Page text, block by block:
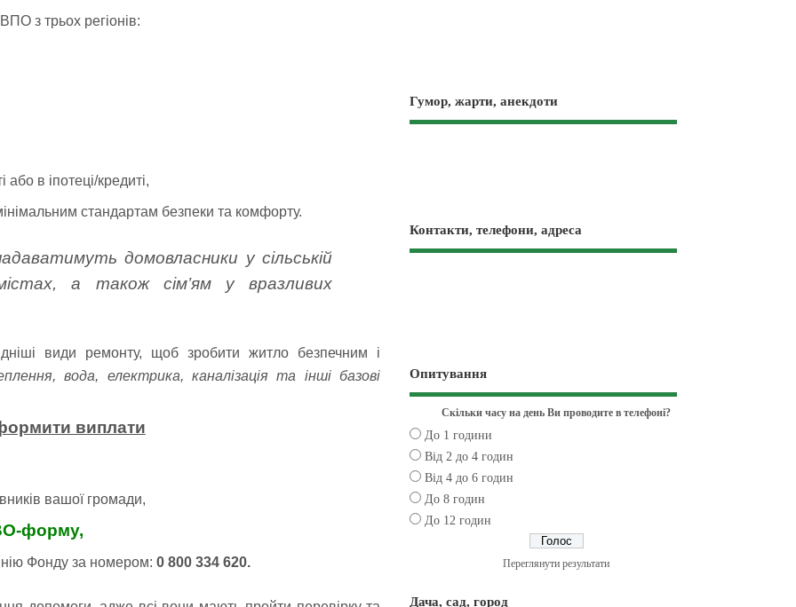
з трьох регіонів:
в іпотеці/кредиті,
стандартам безпеки та комфорту.
домовласники у сільській
а також сім’ям у вразливих
види ремонту, щоб зробити житло безпечним і
вода, електрика, каналізація та інші базові
виплати
вашої громади,
форму,
Фонду за номером: 0 800 334 620.
Гумор, жарти, анекдоти
Контакти, телефони, адреса
Опитування
Скільки часу на день Ви проводите в телефоні?
До 1 години
Від 2 до 4 годин
Від 4 до 6 годин
До 8 годин
До 12 годин
Переглянути результати
Дача, сад, город